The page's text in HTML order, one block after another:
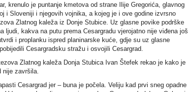
krenulo je puntanje kmetova od strane Ilije Gregorića, glavnog
i Sloveniji i njegovih vojnika, a kojeg je i ove godine izvrsno
Zlatnog kaleža iz Donje Stubice. Uz glasne povike podrške
ljudi, kakva na putu prema Cesargradu vjerojatno nije viđena još
i proplanku ispred planinarske kuće, gdje su uz glasne
Cesargradsku stražu i osvojili Cesargrad.
Zlatnog kaleža Donja Stubica Ivan Štefek rekao je kako je
nije završila.
Cesargrad jer – buna je počela. Veliju kad prvi sneg opadne